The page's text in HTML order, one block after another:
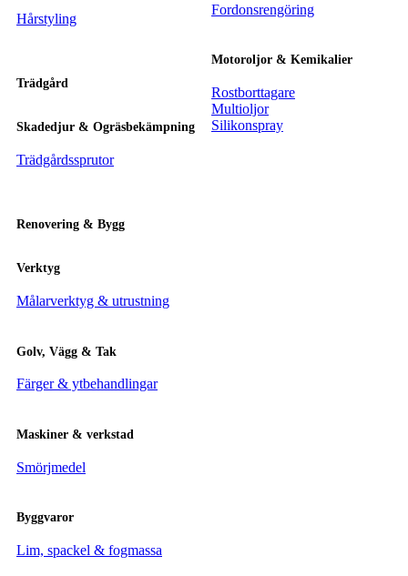
Hårstyling
Trädgård
Skadedjur & Ogräsbekämpning
Trädgårdssprutor
Renovering & Bygg
Verktyg
Målarverktyg & utrustning
Golv, Vägg & Tak
Färger & ytbehandlingar
Maskiner & verkstad
Smörjmedel
Byggvaror
Lim, spackel & fogmassa
Fordonsrengöring
Motoroljor & Kemikalier
Rostborttagare
Multioljor
Silikonspray